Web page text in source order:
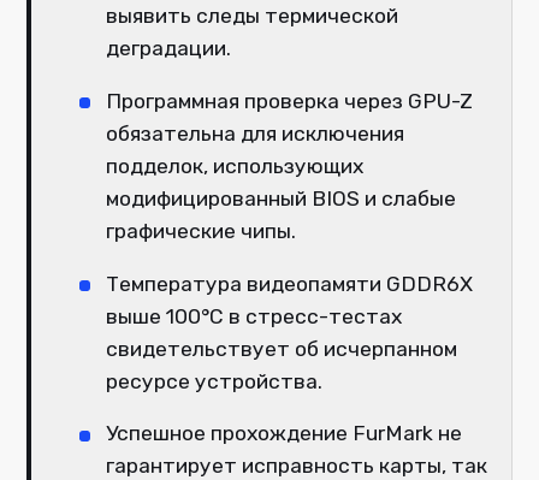
выявить следы термической
деградации.
Программная проверка через GPU-Z
обязательна для исключения
подделок, использующих
модифицированный BIOS и слабые
графические чипы.
Температура видеопамяти GDDR6X
выше 100°C в стресс-тестах
свидетельствует об исчерпанном
ресурсе устройства.
Успешное прохождение FurMark не
гарантирует исправность карты, так